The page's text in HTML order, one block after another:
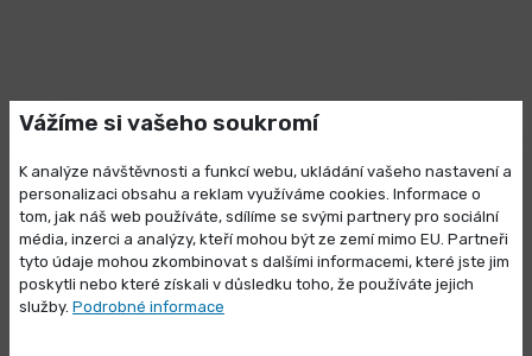
Lidé k tomuto produktu nejčastěji
kupují
Vážíme si vašeho soukromí
K analýze návštěvnosti a funkcí webu, ukládání vašeho nastavení a
personalizaci obsahu a reklam využíváme cookies. Informace o
tom, jak náš web používáte, sdílíme se svými partnery pro sociální
média, inzerci a analýzy, kteří mohou být ze zemí mimo EU. Partneři
tyto údaje mohou zkombinovat s dalšími informacemi, které jste jim
poskytli nebo které získali v důsledku toho, že používáte jejich
služby. Podrobné informace
Výprodej skladových zásob
Vybrané produkty nyní pořídíte za